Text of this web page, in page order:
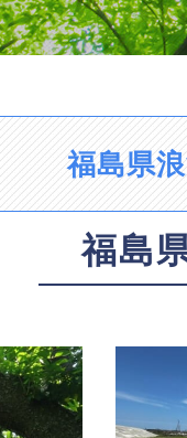
福島県
福島